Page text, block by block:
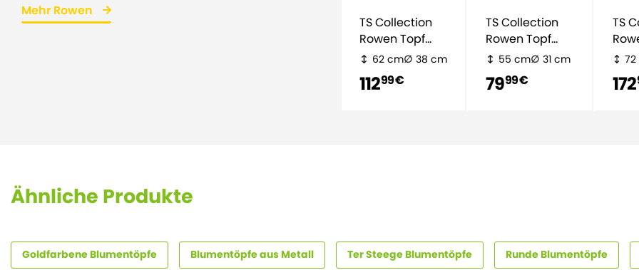
Mehr Rowen
TS Collection
Rowen Topf
Hoch - Gold
62 cm 38 cm
11299 €
TS Collection
Rowen Topf
Hoch - Gold
55 cm 31 cm
7999 €
TS
172
Ähnliche Produkte
Goldfarbene Blumentöpfe Blumentöpfe aus Metall Ter Steege Blumentöpfe Runde Blumentöpfe